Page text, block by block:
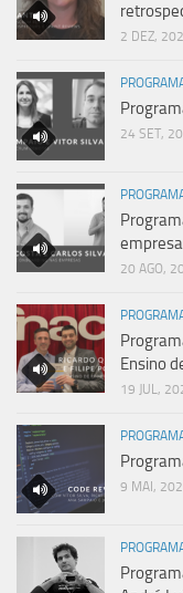
2 DEZ,
24 SET,
20 AGO,
Ensino
19 JUL,
9 MAI,